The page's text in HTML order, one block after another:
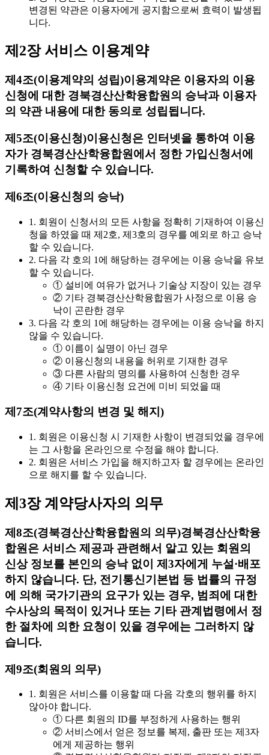
변경된 약관은 이용자에게 공지함으로써 효력이 발생됩
니다.
제2장 서비스 이용계약
제4조(이용계약의 성립)이용계약은 이용자의 이용
신청에 대한 경북경산산학융합원의 승낙과 이용자
의 약관 내용에 대한 동의로 성립됩니다.
제5조(이용신청)이용신청은 인터넷을 통하여 이용
자가 경북경산산학융합원에서 정한 가입신청서에
기록하여 신청할 수 있습니다.
제6조(이용신청의 승낙)
1. 회원이 신청서의 모든 사항을 정확히 기재하여 이용신
청을 하였을 때 제2호, 제3호의 경우를 예외로 하고 승낙
할 수 있습니다.
2. 다음 각 호의 1에 해당하는 경우에는 이용 승낙을 유보
할 수 있습니다.
① 설비에 여유가 없거나 기술상 지장이 있는 경우
② 기타 경북경산산학융합원가 사정으로 이용 승
낙이 곤란한 경우
3. 다음 각 호의 1에 해당하는 경우에는 이용 승낙을 하지
않을 수 있습니다.
① 이름이 실명이 아닌 경우
② 이용신청의 내용을 허위로 기재한 경우
③ 다른 사람의 명의를 사용하여 신청한 경우
④ 기타 이용신청 요건에 미비 되었을 때
제7조(계약사항의 변경 및 해지)
1. 회원은 이용신청 시 기재한 사항이 변경되었을 경우에
는 그 사항을 온라인으로 수정을 해야 합니다.
2. 회원은 서비스 가입을 해지하고자 할 경우에는 온라인
으로 해지를 할 수 있습니다.
제3장 계약당사자의 의무
제8조(경북경산산학융합원의 의무)경북경산산학융
합원은 서비스 제공과 관련해서 알고 있는 회원의
신상 정보를 본인의 승낙 없이 제3자에게 누설·배포
하지 않습니다. 단, 전기통신기본법 등 법률의 규정
에 의해 국가기관의 요구가 있는 경우, 범죄에 대한
수사상의 목적이 있거나 또는 기타 관계법령에서 정
한 절차에 의한 요청이 있을 경우에는 그러하지 않
습니다.
제9조(회원의 의무)
1. 회원은 서비스를 이용할 때 다음 각호의 행위를 하지
않아야 합니다.
① 다른 회원의 ID를 부정하게 사용하는 행위
② 서비스에서 얻은 정보를 복제, 출판 또는 제3자
에게 제공하는 행위